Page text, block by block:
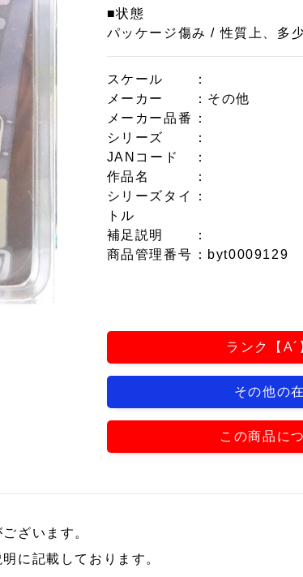
■状態
パッケージ傷み / 性質上、多
スケール
：
メーカー
：その他
メーカー品番
：
シリーズ
：
JANコード
：
作品名
：
シリーズタイ
トル
：
補足説明
：
商品管理番号 ：byt0009129
ランク【
その他の
この商品に
ざいます。
に記載しております。